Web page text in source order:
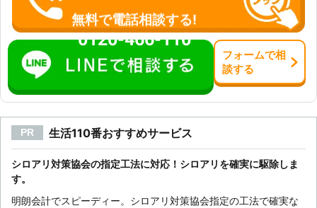
無料で電話相談する!
0120-466-110
フォームで相
談する
PR 生活110番おすすめサービス
シロアリ対策協会の指定工法に対応！シロアリを確実に駆除しま
す。
明朗会計でスピーディー。シロアリ対策協会指定の工法で確実な